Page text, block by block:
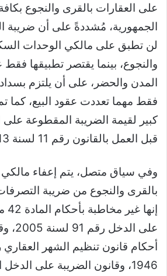
على العقارات بالقرى والنجوع
الجمهورية، مُشددةً على أن ضريبة
لن تطبق على مالكي الوحدات
والنجوع، بينما يقتصر تطبيقها
المدن والحضر، على أن يلتزم
فقط مهما تعددت عقود البيع، كما
كبير لقيمة الضريبة المقطوعة على
قبل العمل بالقانون رقم 11 لسنة 2013.
وفي سياق متصل، يتم إعفاء مالكي
بالقرى والنجوع من ضريبة
على
1946، وقانون الضريبة على